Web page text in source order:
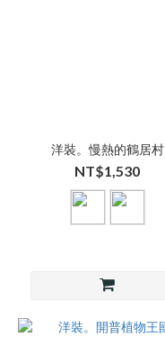
洋裝。慢熱的鶴居村
NT$1,530